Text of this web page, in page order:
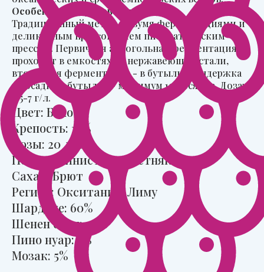
Особенности производства
Традиционный метод с двумя ферментациями и
деликатным прессованием пневматическим
прессом. Первичная алкогольная ферментация
проходит в емкостях из нержавеющей стали,
вторичная ферментация - в бутылке. Выдержка
на осадке в бутылке – минимум 12 месяцев. Дозаж
– 5-7 г/л.
Цвет: Белое
Крепость: 12%
Лозы: 20 лет
Почва: Глинисто-известняковая
Сахар: Брют
Регион: Окситания, Лиму
Шардоне: 60%
Шенен блан: 30%
Пино нуар: 5%
Мозак: 5%